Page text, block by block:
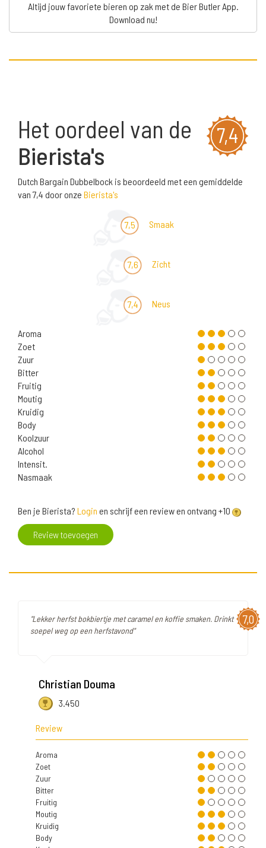
Altijd jouw favoriete bieren op zak met de Bier Butler App.
Download nu!
7,4
Het oordeel van de
Bierista's
Dutch Bargain Dubbelbock is beoordeeld met een gemiddelde
van 7,4 door onze Bierista's
7,5 Smaak
7,6 Zicht
7,4 Neus
Aroma
Zoet
Zuur
Bitter
Fruitig
Moutig
Kruidig
Body
Koolzuur
Alcohol
Intensit.
Nasmaak
Ben je Bierista? Login en schrijf een review en ontvang +10
Review toevoegen
7,0
"Lekker herfst bokbiertje met caramel en koffie smaken. Drinkt
soepel weg op een herfstavond"
Christian Douma
3.450
Review
Aroma
Zoet
Zuur
Bitter
Fruitig
Moutig
Kruidig
Body